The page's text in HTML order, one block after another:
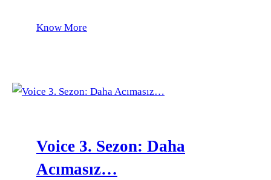
Know More
Voice 3. Sezon: Daha
Acımasız…